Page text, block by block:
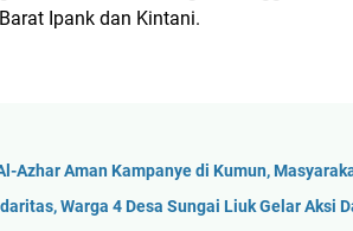
Ipank dan Kintani.
Azhar Aman Kampanye di Kumun,
Warga 4 Desa Sungai Liuk Gelar Aksi